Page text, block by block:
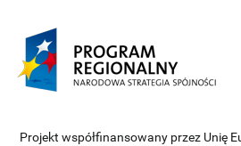
Projekt współfinansowany przez Unię